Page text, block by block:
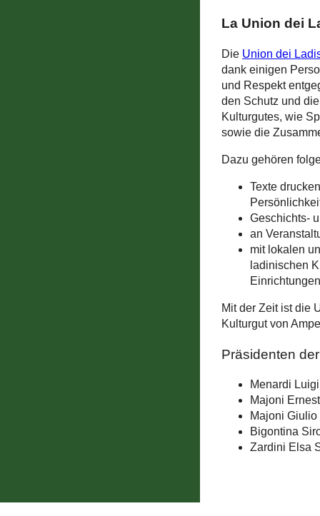
La Union dei
Die Union dei
dank einigen
und Respekt
den Schutz und
Kulturgutes, wie
sowie die
Dazu gehören
Texte
Geschichts-
an
mit lokalen
ladinischen
Mit der Zeit ist die
Kulturgut von
Präsidenten
Menardi
Majoni
Majoni
Bigontina
Zardini Elsa